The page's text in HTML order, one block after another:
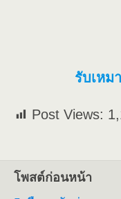
รับเหม
Post Views:
โพสต์ก่อนหน้า